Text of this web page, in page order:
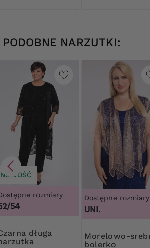
PODOBNE NARZUTKI:
NOWOŚĆ
rozmiary
54
Dostępne rozmiary
UNI.
Morelowo-srebrne
bolerko